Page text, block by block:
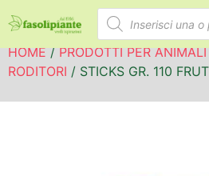
HOME/PRODOTTI PER ANIMALI
RODITORI / STICKS GR. 110